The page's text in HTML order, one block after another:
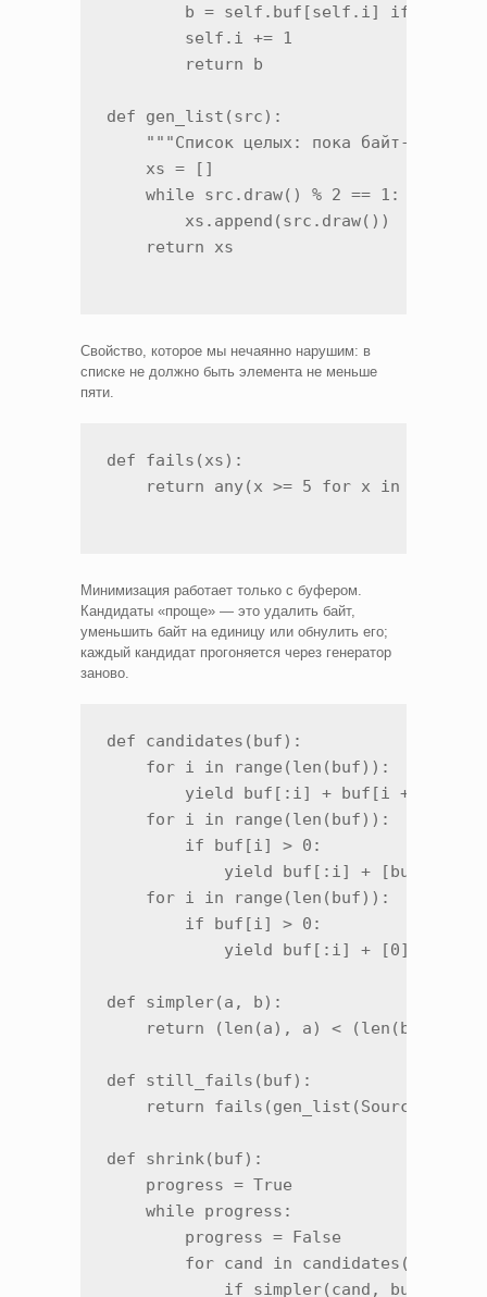
b = self.buf[self.i] if self.i
        self.i += 1
        return b
def gen_list(src):
"""Список целых: пока байт-
    xs = []
    while src.draw() % 2 == 1:
        xs.append(src.draw())
    return xs
Свойство, которое мы нечаянно нарушим: в
списке не должно быть элемента не меньше
пяти.
def fails(xs):
return any(x >= 5 for x in xs)
Минимизация работает только с буфером.
Кандидаты «проще» — это удалить байт,
уменьшить байт на единицу или обнулить его;
каждый кандидат прогоняется через генератор
заново.
def candidates(buf):
for i in range(len(buf)):
        yield buf[:i] + buf[i + 1:]
for i in range(len(buf)):
        if buf[i] > 0:
yield buf[:i] + [buf[i] -
for i in range(len(buf)):
        if buf[i] > 0:
yield buf[:i] + [0] +
def simpler(a, b):
    return (len(a), a) < (len(b), b)
def still_fails(buf):
    return fails(gen_list(Source(buf)))
def shrink(buf):
    progress = True
while progress:
        progress = False
        for cand in candidates(buf):
if simpler(cand, buf) and